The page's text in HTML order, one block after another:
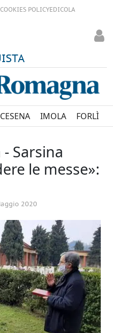
COOKIES POLICYEDICOLA
CESENA IMOLA FORLÌ
Sarsina
le messe»:
2020